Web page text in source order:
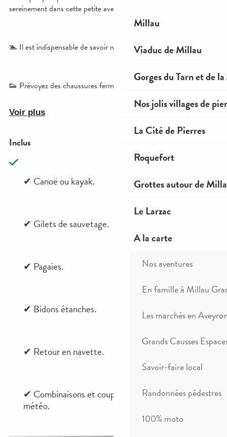
Millau
Viaduc de Millau
Gorges du Tarn et de
Nos jolis villages de
La Cité de Pierres
Roquefort
Grottes autour de
Le Larzac
A la carte
Nos aventures
En famille à Millau
Les marchés en
Grands Causses
Savoir-faire local
Randonnées pédestres
100% moto